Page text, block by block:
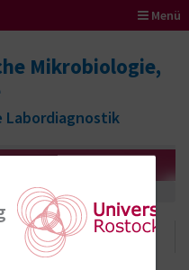
Menü
Mikrobiologie,
Labordiagnostik